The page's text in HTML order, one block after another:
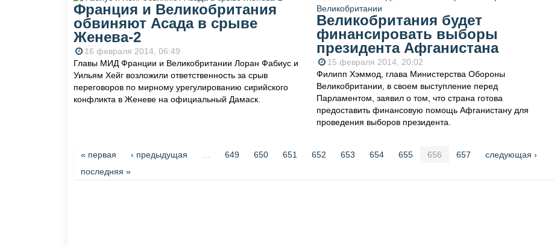
Франция и Великобритания
обвиняют Асада в срыве
Женева-2
16 февраля 2014, 06:49
Главы МИД Франции и Великобритании Лоран Фабиус и
Уильям Хейг возложили ответственность за срыв
переговоров по мирному урегулированию сирийского
конфликта в Женеве на официальный Дамаск.
Великобритания будет
финансировать выборы
президента Афганистана
15 февраля 2014, 20:02
Филипп Хэммод, глава Министерства Обороны
Великобритании, в своем выступление перед
Парламентом, заявил о том, что страна готова
предоставить финансовую помощь Афганистану для
проведения выборов президента.
Страницы
« первая ‹ предыдущая … 649 650 651 652 653 654 655 656 657
следующая ›
последняя »